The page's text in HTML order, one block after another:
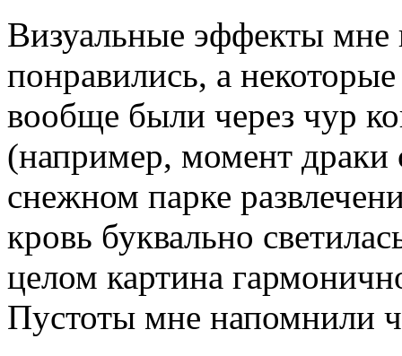
Визуальные эффекты мне
понравились, а
вообще были через чур
(например, момент драки
снежном парке
кровь буквально
целом картина
Пустоты мне напомнили